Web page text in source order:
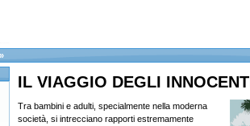
»
IL VIAGGIO DEGLI
Tra bambini e adulti, specialmente nella moderna
società, si intrecciano rapporti estremamente